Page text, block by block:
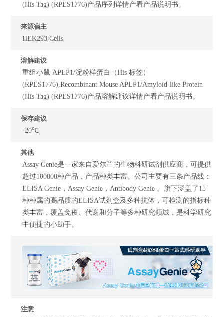
(His Tag) (RPES1776)产品序列详情产看产品说明书。
来源宿主
HEK293 Cells
溶解建议
重组小鼠 APLP1/淀粉样蛋白（His 标签）
(RPES1776),Recombinant Mouse APLP1/Amyloid-like Protein
(His Tag) (RPES1776)产品溶解建议详情产看产品说明书。
保存建议
-20℃
其他
Assay Genie是一家来自爱尔兰的生物科研试剂供应商，可提供
超过180000种产品，产品种类丰富。公司主要有三条产品线：
ELISA Genie，Assay Genie，Antibody Genie 。旗下涵盖了15
种种属的高品质的ELISA试剂盒及多种抗体，可检测的指标种
类丰富，覆盖免疫、代谢和分子等多种研究领域，是科学研究
中便捷的小助手。
注意